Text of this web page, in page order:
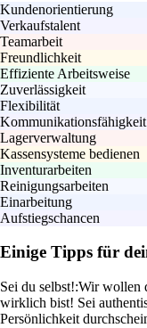
Kundenorientierung
Verkaufstalent
Teamarbeit
Freundlichkeit
Effiziente Arbeitsweise
Zuverlässigkeit
Flexibilität
Kommunikationsfähigkeit
Lagerverwaltung
Kassensysteme bedienen
Inventurarbeiten
Reinigungsarbeiten
Einarbeitung
Aufstiegschancen
Einige Tipps für
Sei du selbst!:Wir wollen
wirklich bist! Sei
Persönlichkeit